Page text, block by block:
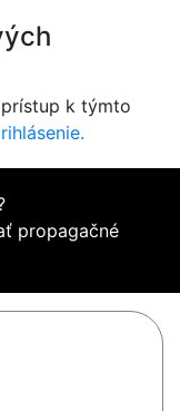
k týmto
propagačné